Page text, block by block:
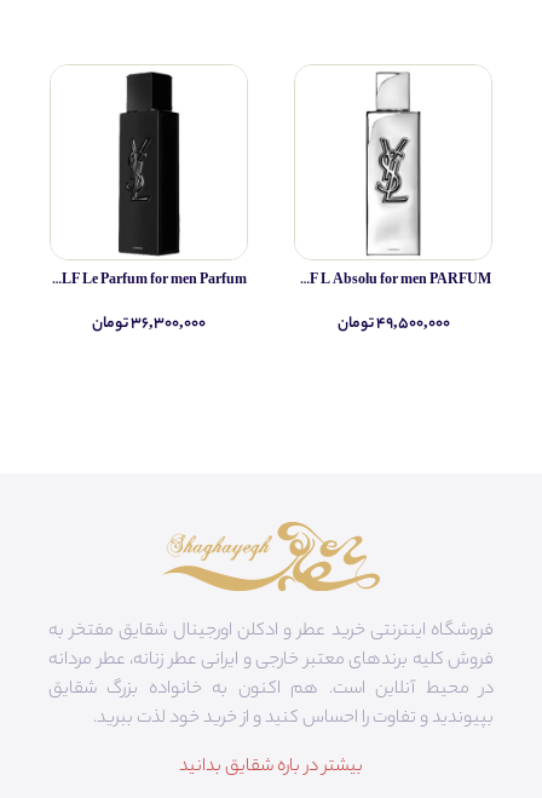
Yves Saint Laurent MYSLF L Absolu for men PARFUM
۴۹,۵۰۰,۰۰۰ تومان
Yves Saint Laurent MYSLF Le Parfum for men Parfum
۳۶,۳۰۰,۰۰۰ تومان
فروشگاه اینترنتی خرید عطر و ادکلن اورجینال شقایق مفتخر به
فروش کلیه برندهای معتبر خارجی و ایرانی عطر زنانه، عطر مردانه
در محیط آنلاین است. هم‌ اکنون به خانواده بزرگ شقایق
بپیوندید و تفاوت را احساس کنید و از خرید خود لذت ببرید.
بیشتر در باره شقایق بدانید